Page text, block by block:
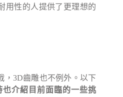
用性的人提供了更理想的
，3D齒雕也不例外。以下
介紹目前面臨的一些挑